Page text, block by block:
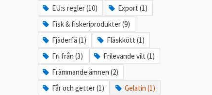
EU:s regler (10)
Export (1)
Fisk & fiskeriprodukter (9)
Fjäderfä (1)
Fläskkött (1)
Fri från (3)
Frilevande vilt (1)
Främmande ämnen (2)
Får och getter (1)
Gelatin (1)